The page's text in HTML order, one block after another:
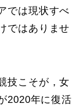
では現状すべ
ではありませ
技こそが，女
2020年に復活